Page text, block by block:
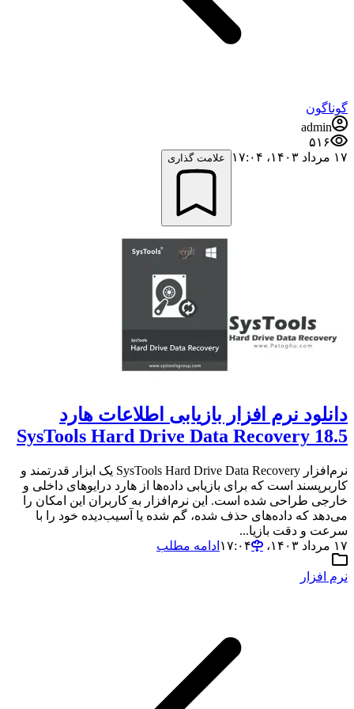
گوناگون
admin
۵۱۶
۱۷ مرداد ۱۴۰۳،‏ ۱۷:۰۴
علامت گذاری
دانلود نرم افزار بازیابی اطلاعات هارد
SysTools Hard Drive Data Recovery 18.5
نرم‌افزار SysTools Hard Drive Data Recovery یک ابزار قدرتمند و
کاربرپسند است که برای بازیابی داده‌ها از هارد درایوهای داخلی و
خارجی طراحی شده است. این نرم‌افزار به کاربران این امکان را
می‌دهد که داده‌های حذف شده، گم شده یا آسیب‌دیده خود را با
سرعت و دقت بازیا...
۱۷ مرداد ۱۴۰۳،‏ ۱۷:۰۴
ادامه مطلب
نرم افزار